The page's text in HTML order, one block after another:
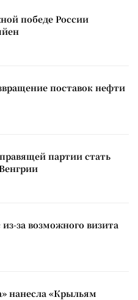
победе России
поставок нефти
партии стать
за возможного визита
нанесла «Крыльям